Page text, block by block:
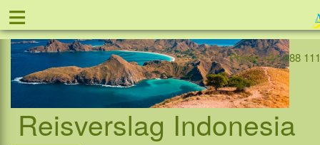
Offer
≡
Phone +31-888
Reisverslag Indonesia